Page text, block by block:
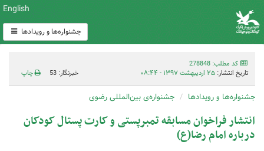
English
جشنواره‌ها و رویدادها
کد مطلب: 278848
تاریخ انتشار: ۲۵ اردیبهشت ۱۳۹۷ - ۰۸:۴۴ خبرنگار: 53 چاپ
جشنواره‌ها و رویدادها جشنواره‌ی بین‌المللی رضوی
انتشار فراخوان مسابقه تمبرپستی و کارت پستال کودکان
درباره امام رضا(ع)